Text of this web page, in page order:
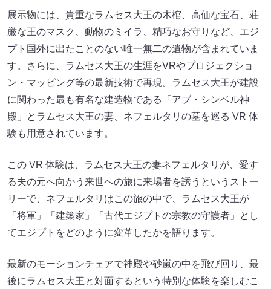
展示物には、貴重なラムセス大王の木棺、高価な宝石、荘
厳な王のマスク、動物のミイラ、精巧なお守りなど、エジ
プト国外に出たことのない唯一無二の遺物が含まれていま
す。さらに、ラムセス大王の生涯をVRやプロジェクショ
ン・マッピング等の最新技術で再現。ラムセス大王が建設
に関わった最も有名な建造物である「アブ・シンベル神
殿」とラムセス大王の妻、ネフェルタリの墓を巡る VR 体
験も用意されています。
この VR 体験は、ラムセス大王の妻ネフェルタリが、愛す
る夫の元へ向かう来世への旅に来場者を誘うというストー
リーで、ネフェルタリはこの旅の中で、ラムセス大王が
「将軍」「建築家」「古代エジプトの宗教の守護者」とし
てエジプトをどのように変革したかを語ります。
最新のモーションチェアで神殿や砂嵐の中を飛び回り、最
後にラムセス大王と対面するという特別な体験を楽しむこ